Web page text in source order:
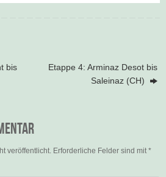
bis
Etappe 4: Arminaz Desot bis
Saleinaz (CH)
veröffentlicht. Erforderliche Felder sind mit*